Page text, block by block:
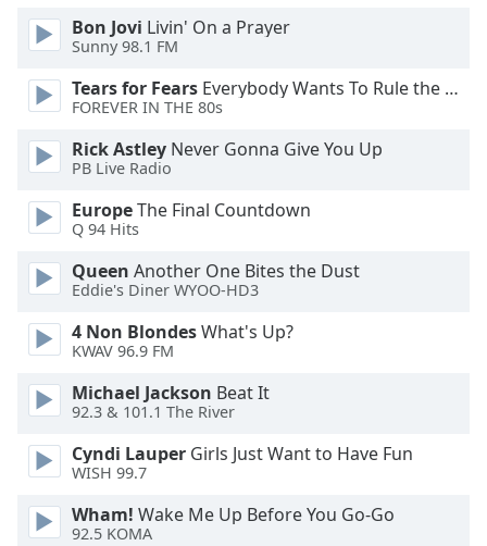
Caption
Color
Opacity
Font
Size
Text
Edge
Style
Font
Bon Jovi Livin' On a Prayer
Sunny 98.1 FM
Tears for Fears Everybody Wants To Rule the World
FOREVER IN THE 80s
Rick Astley Never Gonna Give You Up
PB Live Radio
EuropeThe Final Countdown
Q 94 Hits
Queen Another One Bites the Dust
Eddie's Diner WYOO-HD3
4 Non BlondesWhat's Up?
KWAV 96.9 FM
Michael Jackson Beat It
92.3 & 101.1 The River
Cyndi Lauper Girls Just Want to Have Fun
WISH 99.7
Wham! Wake Me Up Before You Go-Go
92.5 KOMA